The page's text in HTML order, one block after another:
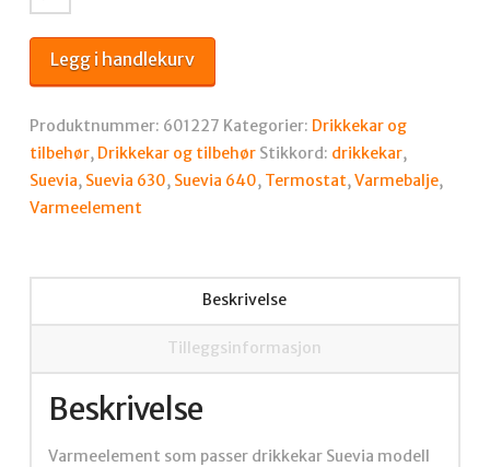
MED
TERMOSTAT
MOD.
630/640
antall
Legg i handlekurv
Produktnummer: 601227 Kategorier: Drikkekar og
tilbehør, Drikkekar og tilbehør Stikkord: drikkekar,
Suevia, Suevia 630, Suevia 640, Termostat,Varmebalje,
Varmeelement
Beskrivelse
Tilleggsinformasjon
Beskrivelse
Varmeelement som passer drikkekar Suevia modell